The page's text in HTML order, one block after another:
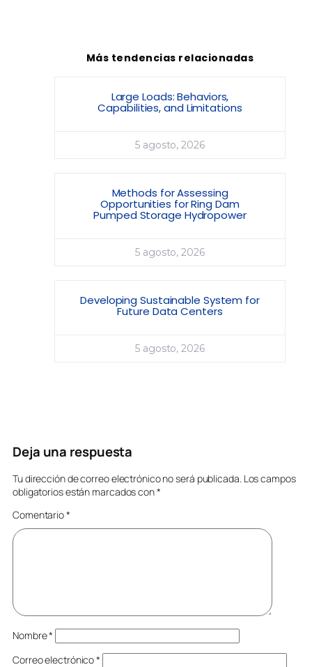
Más tendencias relacionadas
Large Loads: Behaviors,
Capabilities, and Limitations
5 agosto, 2026
Methods for Assessing
Opportunities for Ring Dam
Pumped Storage Hydropower
5 agosto, 2026
Developing Sustainable System for
Future Data Centers
5 agosto, 2026
Deja una respuesta
Tu dirección de correo electrónico no será publicada. Los campos
obligatorios están marcados con*
Comentario*
Nombre*
Correo electrónico*